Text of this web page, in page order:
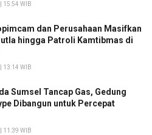
15:54 WIB
dan Perusahaan Masifkan
hingga Patroli Kamtibmas di
13:14 WIB
Sumsel Tancap Gas, Gedung
Dibangun untuk Percepat
11:39 WIB